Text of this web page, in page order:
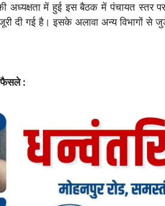
अध्यक्षता में हुई इस बैठक में पंचायत स्तर
दी गई है। इसके अलावा अन्य विभागों से
फैसले :